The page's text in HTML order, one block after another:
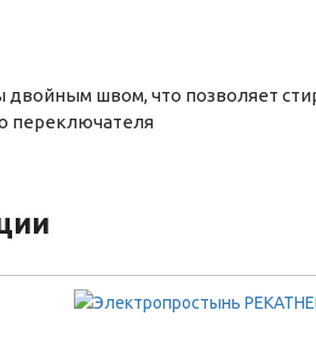
швом, что позволяет
переключателя